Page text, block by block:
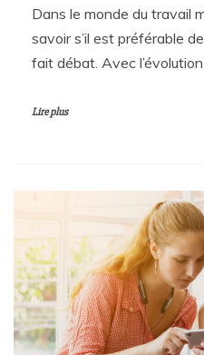
Dans le monde du travail
savoir s’il est préférable
fait débat. Avec
Lire plus